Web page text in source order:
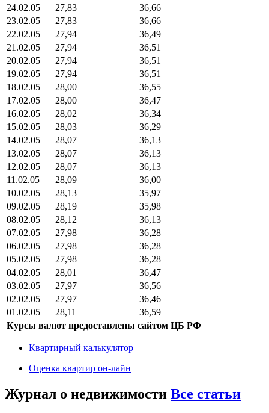
24.02.05
27,83
36,66
23.02.05
27,83
36,66
22.02.05
27,94
36,49
21.02.05
27,94
36,51
20.02.05
27,94
36,51
19.02.05
27,94
36,51
18.02.05
28,00
36,55
17.02.05
28,00
36,47
16.02.05
28,02
36,34
15.02.05
28,03
36,29
14.02.05
28,07
36,13
13.02.05
28,07
36,13
12.02.05
28,07
36,13
11.02.05
28,09
36,00
10.02.05
28,13
35,97
09.02.05
28,19
35,98
08.02.05
28,12
36,13
07.02.05
27,98
36,28
06.02.05
27,98
36,28
05.02.05
27,98
36,28
04.02.05
28,01
36,47
03.02.05
27,97
36,56
02.02.05
27,97
36,46
01.02.05
28,11
36,59
Курсы валют предоставлены сайтом ЦБ РФ
Квартирный калькулятор
Оценка квартир он-лайн
Журнал о недвижимости Все статьи